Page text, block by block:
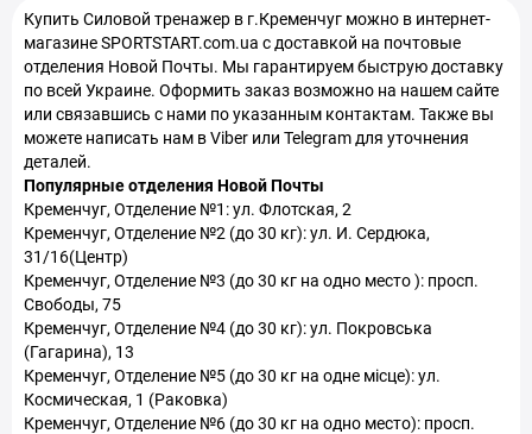
Маты спортивные гимнастические в Кременчуг
Аппараты для прессотерапии и лимфодренажа в Кременчуг
Кинезио тейпы в Кременчуг
Шейкеры спортивные в Кременчуг
Купить Силовой тренажер в г.Кременчуг можно в интернет-
магазине SPORTSTART.com.ua с доставкой на почтовые
отделения Новой Почты. Мы гарантируем быструю доставку
по всей Украине. Оформить заказ возможно на нашем сайте
или связавшись с нами по указанным контактам. Также вы
можете написать нам в Viber или Telegram для уточнения
деталей.
Популярные отделения Новой Почты
Кременчуг, Отделение №1: ул. Флотская, 2
Кременчуг, Отделение №2 (до 30 кг): ул. И. Сердюка,
31/16(Центр)
Кременчуг, Отделение №3 (до 30 кг на одно место ): просп.
Свободы, 75
Кременчуг, Отделение №4 (до 30 кг): ул. Покровська
(Гагарина), 13
Кременчуг, Отделение №5 (до 30 кг на одне місце): ул.
Космическая, 1 (Раковка)
Кременчуг, Отделение №6 (до 30 кг на одно место): просп.